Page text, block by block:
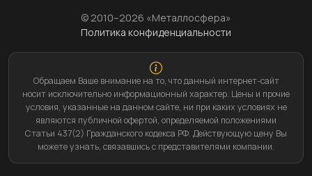
© 2010–2026 «Металлосфера»
Политика конфиденциальности
Обращаем Ваше внимание на то, что данный интернет-сайт
носит исключительно информационный характер. Цены и прочие
условия, указанные на данном сайте, ни при каких условиях не
являются публичной офертой, определяемой положениями
Статьи 437(2) Гражданского кодекса РФ. Действующую цену Вы
можете узнать, связавшись с представителями компании.